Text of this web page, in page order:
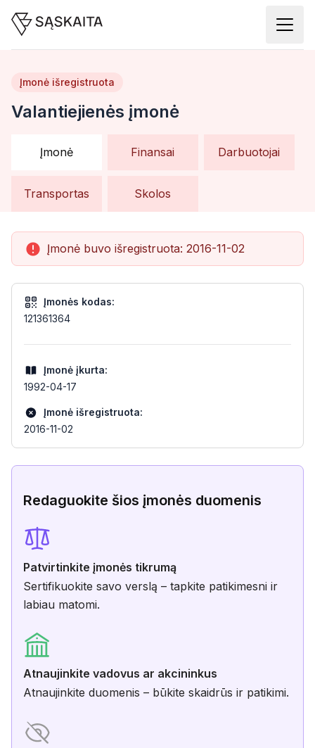
Valantiejienės įmonė
Įmonė išregistruota
Įmonė Finansai Darbuotojai
Transportas Skolos
Įmonė buvo išregistruota: 2016-11-02
Įmonės kodas:
121361364
Įmonė įkurta:
1992-04-17
Įmonė išregistruota:
2016-11-02
Redaguokite šios įmonės duomenis
Patvirtinkite įmonės tikrumą
Sertifikuokite savo verslą – tapkite patikimesni ir
labiau matomi.
Atnaujinkite vadovus ar akcininkus
Atnaujinkite duomenis – būkite skaidrūs ir patikimi.